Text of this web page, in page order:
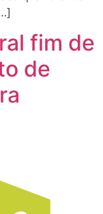
fim de
de